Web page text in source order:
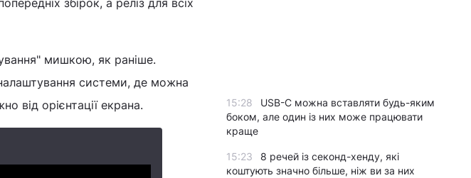
збірок, а реліз для всіх
мишкою, як раніше.
системи, де можна
від орієнтації екрана.
15:28
USB-C можна вставляти будь-яким
боком, але один із них може працювати
краще
15:23
8 речей із секонд-хенду, які
коштують значно більше, ніж ви за них